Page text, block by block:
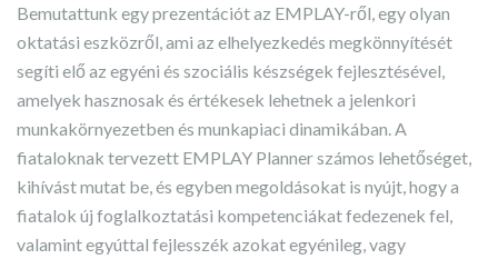
Bemutattunk egy prezentációt az EMPLAY-ről, egy olyan
oktatási eszközről, ami az elhelyezkedés megkönnyítését
segíti elő az egyéni és szociális készségek fejlesztésével,
amelyek hasznosak és értékesek lehetnek a jelenkori
munkakörnyezetben és munkapiaci dinamikában. A
fiataloknak tervezett EMPLAY Planner számos lehetőséget,
kihívást mutat be, és egyben megoldásokat is nyújt, hogy a
fiatalok új foglalkoztatási kompetenciákat fedezenek fel,
valamint egyúttal fejlesszék azokat egyénileg, vagy